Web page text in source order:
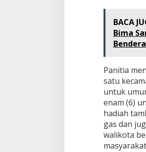
BACA
Bima
Bendera
Panitia
satu
untuk
enam (6)
hadiah
gas dan
walikota